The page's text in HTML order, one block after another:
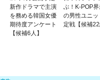
新作ドラマで主演
を務める韓国女優
期待度アンケート
【候補6人】
ぶ！K-POP
の男性ユニッ
定戦【候補22